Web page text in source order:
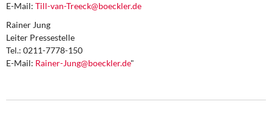
E-Mail: Till-van-Treeck@boeckler.de
Rainer Jung
Leiter Pressestelle
Tel.: 0211-7778-150
E-Mail: Rainer-Jung@boeckler.de"